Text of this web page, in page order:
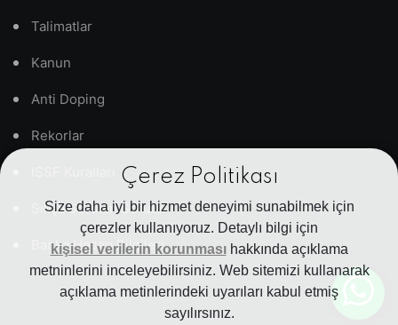
Çerez Politikası
Size daha iyi bir hizmet deneyimi sunabilmek için
çerezler kullanıyoruz. Detaylı bilgi için
kişisel verilerin korunmasıhakkında açıklama
metninlerini inceleyebilirsiniz. Web sitemizi kullanarak
açıklama metinlerindeki uyarıları kabul etmiş
sayılırsınız.
Talimatlar
Kanun
Anti Doping
Rekorlar
Sıkça Sorulan Sorular
Banka Hesap Bilgileri